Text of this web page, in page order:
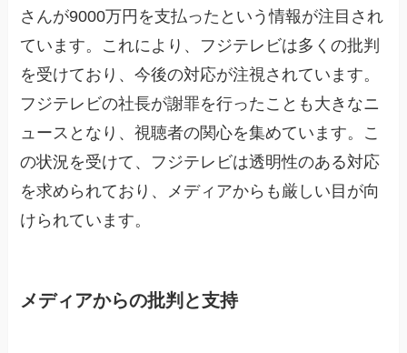
さんが9000万円を支払ったという情報が注目され
ています。これにより、フジテレビは多くの批判
を受けており、今後の対応が注視されています。
フジテレビの社長が謝罪を行ったことも大きなニ
ュースとなり、視聴者の関心を集めています。こ
の状況を受けて、フジテレビは透明性のある対応
を求められており、メディアからも厳しい目が向
けられています。
メディアからの批判と支持